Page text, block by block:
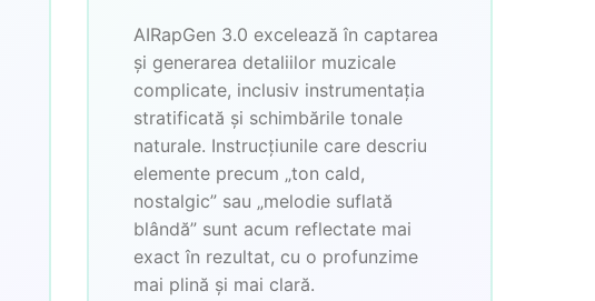
AIRapGen 3.0 excelează în captarea
și generarea detaliilor muzicale
complicate, inclusiv instrumentația
stratificată și schimbările tonale
naturale. Instrucțiunile care descriu
elemente precum „ton cald,
nostalgic” sau „melodie suflată
blândă” sunt acum reflectate mai
exact în rezultat, cu o profunzime
mai plină și mai clară.